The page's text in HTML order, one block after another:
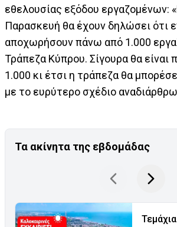
εθελουσίας εξόδου εργαζομένων:
Παρασκευή θα έχουν δηλώσει ότι
αποχωρήσουν πάνω από 1.000
Τράπεζα Κύπρου. Σίγουρα θα είναι
1.000 κι έτσι η τράπεζα θα
με το ευρύτερο σχέδιο
Τα ακίνητα της εβδομάδας